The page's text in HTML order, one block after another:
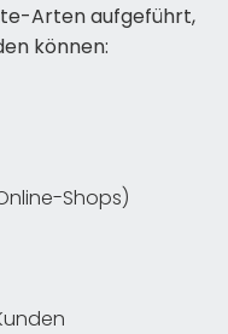
Arten aufgeführt,
können:
Shops)